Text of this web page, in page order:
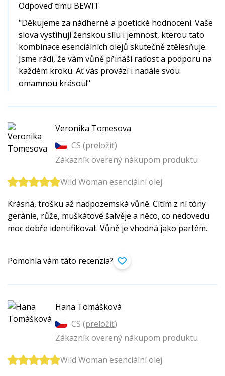
Odpoveď tímu BEWIT
"Děkujeme za nádherné a poetické hodnocení. Vaše
slova vystihují ženskou sílu i jemnost, kterou tato
kombinace esenciálních olejů skutečně ztělesňuje.
Jsme rádi, že vám vůně přináší radost a podporu na
každém kroku. Ať vás provází i nadále svou
omamnou krásou!"
Veronika Tomesova
CS (preložiť)
Zákazník overený nákupom produktu
Wild Woman esenciální olej
Krásná, trošku až nadpozemská vůně. Cítím z ní tóny
geránie, růže, muškátové šalvěje a něco, co nedovedu
moc dobře identifikovat. Vůně je vhodná jako parfém.
Pomohla vám táto recenzia?
Hana Tomášková
CS (preložiť)
Zákazník overený nákupom produktu
Wild Woman esenciální olej